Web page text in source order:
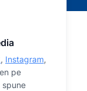
, Instagram,
pe
spune